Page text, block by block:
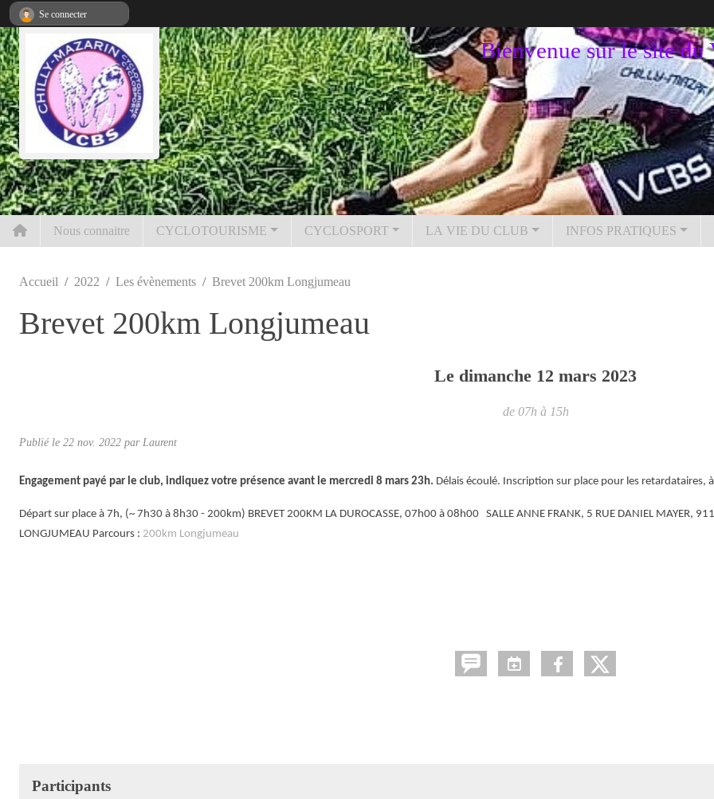
Bienvenue sur le site du
Nous connaitre CYCLOTOURISME CYCLOSPORT LA VIE DU CLUB INFOS PRATIQUES
Accueil 2022 Les évènements Brevet 200km Longjumeau
Brevet 200km Longjumeau
Le dimanche 12 mars 2023
de 07h à 15h
Publié le 22 nov. 2022 par Laurent
Engagement payé par le club, indiquez votre présence avant le mercredi 8 mars 23h. Délais écoulé. Inscription sur place pour les retardataires,
Départ sur place à 7h, (~ 7h30 à 8h30 - 200km) BREVET 200KM LA DUROCASSE, 07h00 à 08h00 SALLE ANNE FRANK, 5 RUE DANIEL MAYER,
LONGJUMEAU Parcours : 200km Longjumeau
Participants
Se connecter
Panneau de gestion des cookies